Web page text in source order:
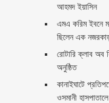
আহমদ ইয়াসিন
এমএ করিম ইবনে
ছিলেন এক
রোটারি ক্লাব অব
অনুষ্ঠিত
কানাইঘাটে
ওসমানী